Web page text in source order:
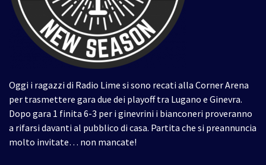
Oggi i ragazzi di Radio Lime si sono recati alla Corner Arena
per trasmettere gara due dei playoff tra Lugano e Ginevra.
Dopo gara 1 finita 6-3 per i ginevrini i bianconeri proveranno
a rifarsi davanti al pubblico di casa. Partita che si preannuncia
molto invitate… non mancate!